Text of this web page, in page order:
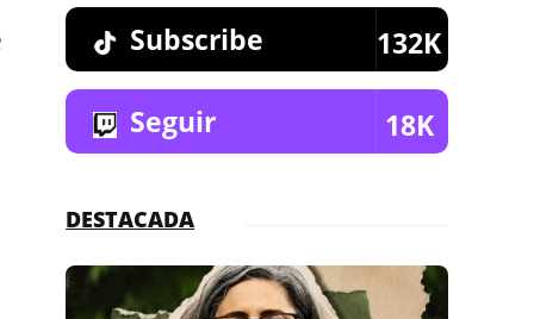
Subscribe 132K
Seguir 18K
DESTACADA